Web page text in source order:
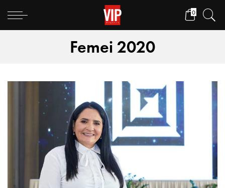
0
Femei 2020